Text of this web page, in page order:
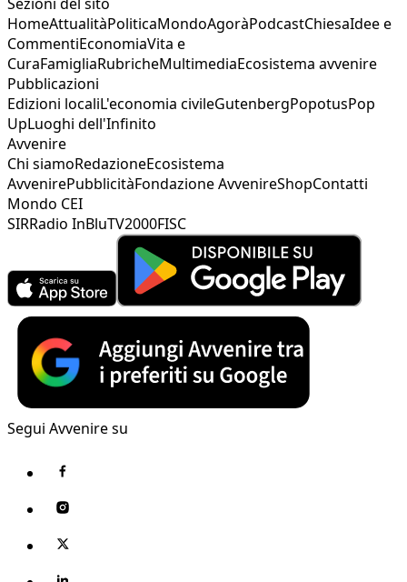
HomeAttualitàPoliticaMondoAgoràPodcastChiesaIdee e
CommentiEconomiaVita e
CuraFamigliaRubricheMultimediaEcosistema avvenire
Pubblicazioni
Edizioni localiL'economia civileGutenbergPopotusPop
UpLuoghi dell'Infinito
Avvenire
Chi siamoRedazioneEcosistema
AvvenirePubblicitàFondazione AvvenireShopContatti
Mondo CEI
SIRRadio InBluTV2000FISC
Segui Avvenire su